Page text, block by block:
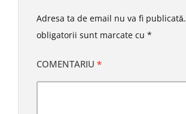
Adresa ta de email nu va fi publicată.
obligatorii sunt marcate cu *
COMENTARIU *